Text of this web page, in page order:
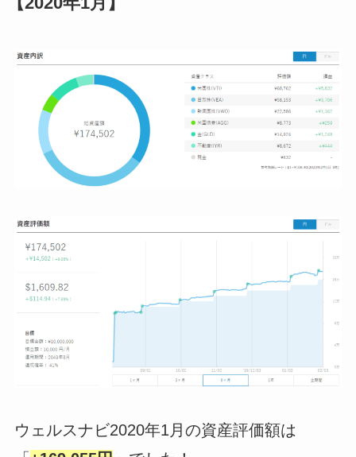
ウェルスナビ2020年1月の資産評価額は